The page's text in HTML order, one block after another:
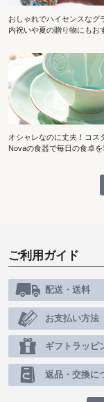
おしゃれでハイセンスなグ
内祝いや夏の贈り物にもお
オシャレなのに丈夫！コス
Novaの食器で毎日の食卓を
ご利用ガイド
配送・送料
お支払い方法
ギフトラッピ
返品・交換に